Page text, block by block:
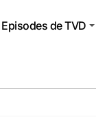
Episodes de TVD